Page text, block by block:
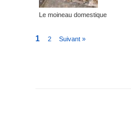
Le moineau domestique
1 2 Suivant »